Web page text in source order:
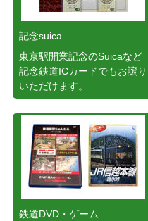
記念suica
東京駅開業記念のSuicaなど
記念鉄道ICカードでもお譲り
いただけます。
鉄道DVD・ゲーム